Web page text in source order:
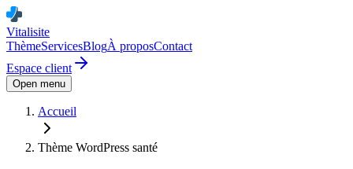
Vitalisite
ThèmeServicesBlogÀ proposContact
Espace client
Open menu
Accueil
Thème WordPress santé